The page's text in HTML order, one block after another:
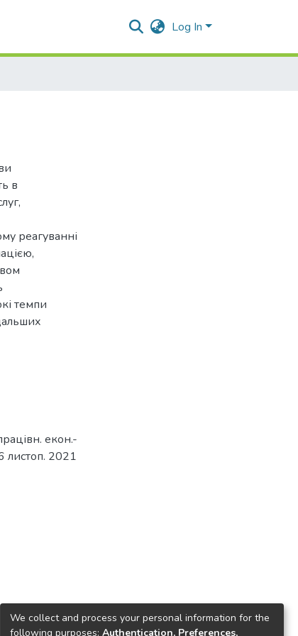
Log In
в
реагуванні
темпи
екон.-
листоп. 2021
We collect and process your personal information for the
following purposes: Authentication, Preferences,